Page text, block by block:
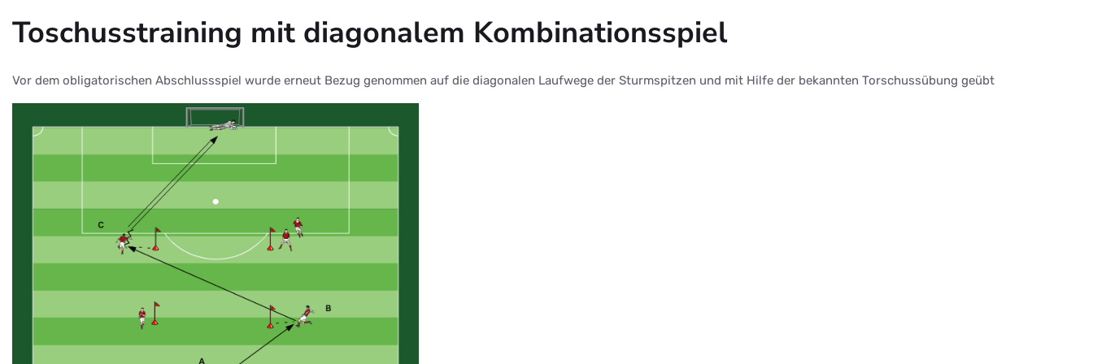
Toschusstraining mit diagonalem Kombinationsspiel
Vor dem obligatorischen Abschlussspiel wurde erneut Bezug genommen auf die diagonalen Laufwege der Sturmspitzen und mit Hilfe der bekannten Torschussübung geübt